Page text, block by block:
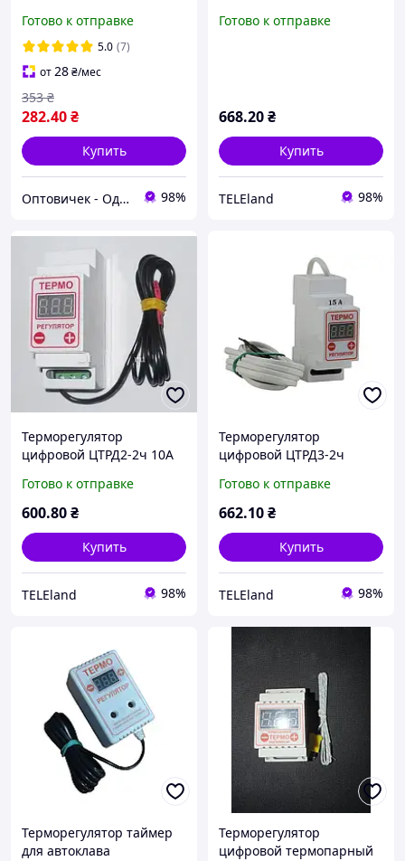
Готово к отправке
5.0 (7)
от28₴/мес
282.40₴
353 ₴
Купить
Оптовичек - Одесса 98%
рейку) 4 режима, 16А
Готово к отправке
668.20₴
Купить
TELEland 98%
Терморегулятор
цифровой ЦТРД2-2ч 10A
четырехрежимный DIN
рейка, 2000 Вт.
Готово к отправке
600.80₴
Купить
TELEland 98%
Терморегулятор
цифровой ЦТРД3-2ч
четырережимный 15А на
din-рейку
Готово к отправке
662.10₴
Купить
TELEland 98%
Терморегулятор таймер
для автоклава
Терморегулятор
цифровой термопарный